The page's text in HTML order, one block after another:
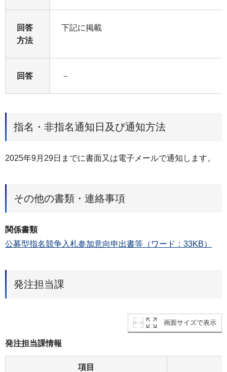
回答
方法
下記に掲載
回答 －
指名・非指名通知日及び通知方法
2025年9月29日までに書面又は電子メールで通知します。
その他の書類・連絡事項
関係書類
公募型指名競争入札参加意向申出書等（ワード：33KB）
発注担当課
画面サイズで表示
発注担当課情報
項目